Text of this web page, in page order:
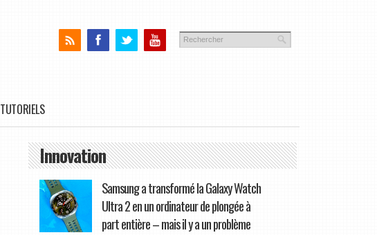
TUTORIELS
Innovation
Samsung a transformé la Galaxy Watch
Ultra 2 en un ordinateur de plongée à
part entière – mais il y a un problème